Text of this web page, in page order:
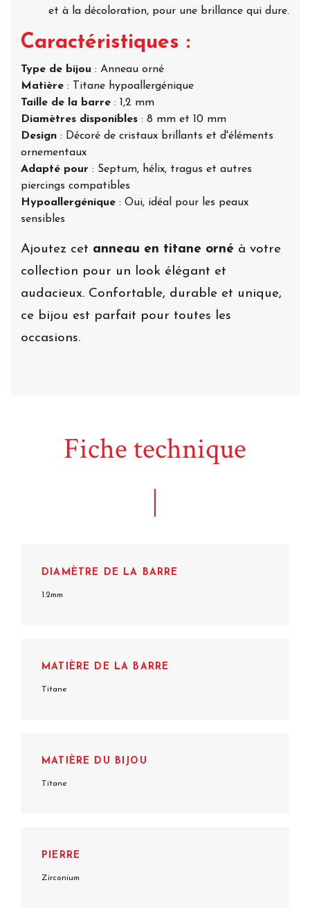
et à la décoloration, pour une brillance qui dure.
Caractéristiques :
Type de bijou : Anneau orné
Matière : Titane hypoallergénique
Taille de la barre : 1,2 mm
Diamètres disponibles : 8 mm et 10 mm
Design : Décoré de cristaux brillants et d'éléments
ornementaux
Adapté pour : Septum, hélix, tragus et autres
piercings compatibles
Hypoallergénique : Oui, idéal pour les peaux
sensibles
Ajoutez cet anneau en titane orné à votre
collection pour un look élégant et
audacieux. Confortable, durable et unique,
ce bijou est parfait pour toutes les
occasions.
Fiche technique
DIAMÈTRE DE LA BARRE
1.2mm
MATIÈRE DE LA BARRE
Titane
MATIÈRE DU BIJOU
Titane
PIERRE
Zirconium